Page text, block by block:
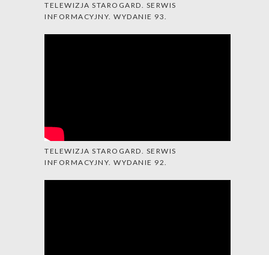
TELEWIZJA STAROGARD. SERWIS
INFORMACYJNY. WYDANIE 93.
TELEWIZJA STAROGARD. SERWIS
INFORMACYJNY. WYDANIE 92.